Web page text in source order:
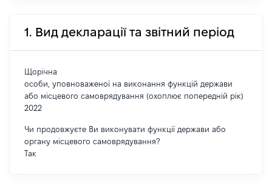
1. Вид декларації та звітний період
Щорічна
особи, уповноваженої на виконання функцій держави
або місцевого самоврядування (охоплює попередній рік)
2022
Чи продовжуєте Ви виконувати функції держави або
органу місцевого самоврядування?
Так